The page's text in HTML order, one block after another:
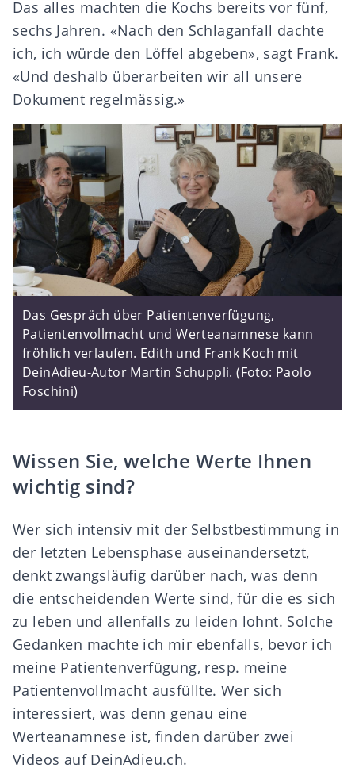
Das alles machten die Kochs bereits vor fünf,
sechs Jahren. «Nach den Schlaganfall dachte
ich, ich würde den Löffel abgeben», sagt Frank.
«Und deshalb überarbeiten wir all unsere
Dokument regelmässig.»
Das Gespräch über Patientenverfügung,
Patientenvollmacht und Werteanamnese kann
fröhlich verlaufen. Edith und Frank Koch mit
DeinAdieu-Autor Martin Schuppli. (Foto: Paolo
Foschini)
Wissen Sie, welche Werte Ihnen
wichtig sind?
Wer sich intensiv mit der Selbstbestimmung in
der letzten Lebensphase auseinandersetzt,
denkt zwangsläufig darüber nach, was denn
die entscheidenden Werte sind, für die es sich
zu leben und allenfalls zu leiden lohnt. Solche
Gedanken machte ich mir ebenfalls, bevor ich
meine Patientenverfügung, resp. meine
Patientenvollmacht ausfüllte. Wer sich
interessiert, was denn genau eine
Werteanamnese ist, finden darüber zwei
Videos auf DeinAdieu.ch.